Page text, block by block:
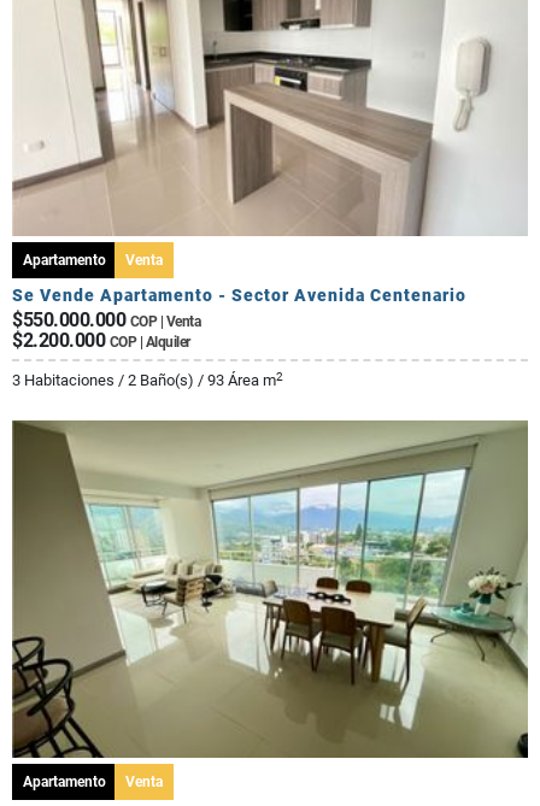
Apartamento Venta
Se Vende Apartamento - Sector Avenida Centenario
$550.000.000 COP | Venta
$2.200.000 COP | Alquiler
3 Habitaciones / 2 Baño(s) / 93 Área m2
Apartamento Venta